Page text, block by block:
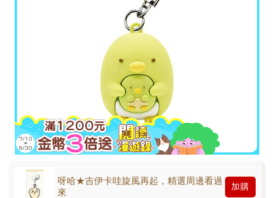
呀哈★吉伊卡哇旋風再起，精選周邊看過
來
加購